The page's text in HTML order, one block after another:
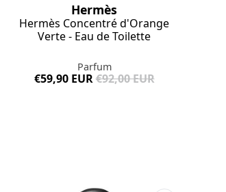
Hermès
Hermès Concentré d'Orange
Verte - Eau de Toilette
Parfum
€59,90 EUR€92,00 EUR